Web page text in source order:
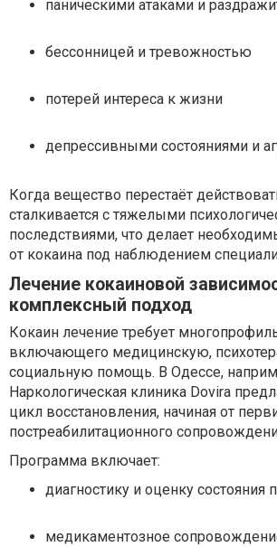
паническими атаками и
бессонницей и тревожностью
потерей интереса к жизни
депрессивными состояниями и
Когда вещество перестаёт
сталкивается с тяжелыми
последствиями, что делает
от кокаина под наблюдением
Лечение кокаиновой
комплексный подход
Кокаин лечение требует
включающего медицинскую,
социальную помощь. В Одессе,
Наркологическая клиника Dovira
цикл восстановления, начиная от
постреабилитационного
Программа включает:
диагностику и оценку состояния
медикаментозное